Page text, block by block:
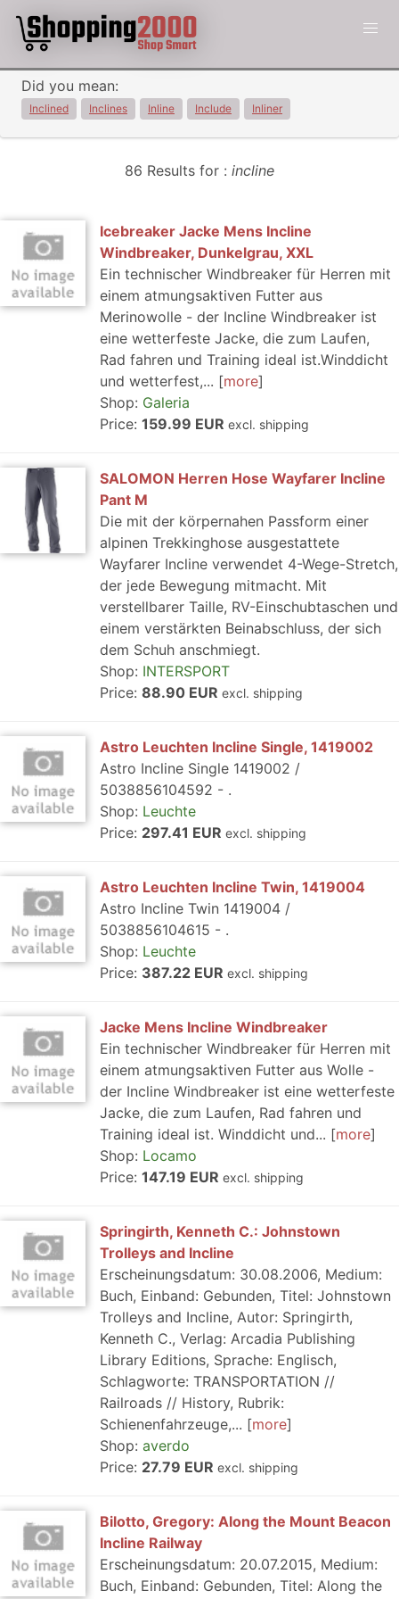
Did you mean:
Inclined Inclines Inline Include Inliner
86 Results for : incline
Icebreaker Jacke Mens Incline
Windbreaker, Dunkelgrau, XXL
Ein technischer Windbreaker für Herren mit
einem atmungsaktiven Futter aus
Merinowolle - der Incline Windbreaker ist
eine wetterfeste Jacke, die zum Laufen,
Rad fahren und Training ideal ist.Winddicht
und wetterfest,...
more
Shop: Galeria
Price: 159.99 EUR excl. shipping
SALOMON Herren Hose Wayfarer Incline
Pant M
Die mit der körpernahen Passform einer
alpinen Trekkinghose ausgestattete
Wayfarer Incline verwendet 4-Wege-Stretch,
der jede Bewegung mitmacht. Mit
verstellbarer Taille, RV-Einschubtaschen und
einem verstärkten Beinabschluss, der sich
dem Schuh anschmiegt.
Shop: INTERSPORT
Price: 88.90 EUR excl. shipping
Astro Leuchten Incline Single, 1419002
Astro Incline Single 1419002 /
5038856104592 - .
Shop: Leuchte
Price: 297.41 EUR excl. shipping
Astro Leuchten Incline Twin, 1419004
Astro Incline Twin 1419004 /
5038856104615 - .
Shop: Leuchte
Price: 387.22 EUR excl. shipping
Jacke Mens Incline Windbreaker
Ein technischer Windbreaker für Herren mit
einem atmungsaktiven Futter aus Wolle -
der Incline Windbreaker ist eine wetterfeste
Jacke, die zum Laufen, Rad fahren und
Training ideal ist. Winddicht und...
more
Shop: Locamo
Price: 147.19 EUR excl. shipping
Springirth, Kenneth C.: Johnstown
Trolleys and Incline
Erscheinungsdatum: 30.08.2006, Medium:
Buch, Einband: Gebunden, Titel: Johnstown
Trolleys and Incline, Autor: Springirth,
Kenneth C., Verlag: Arcadia Publishing
Library Editions, Sprache: Englisch,
Schlagworte: TRANSPORTATION //
Railroads // History, Rubrik:
Schienenfahrzeuge,...
more
Shop: averdo
Price: 27.79 EUR excl. shipping
Bilotto, Gregory: Along the Mount Beacon
Incline Railway
Erscheinungsdatum: 20.07.2015, Medium:
Buch, Einband: Gebunden, Titel: Along the